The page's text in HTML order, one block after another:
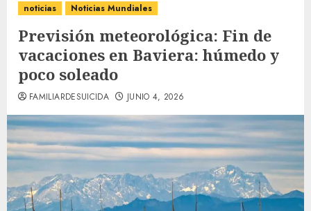
noticias Noticias Mundiales
Previsión meteorológica: Fin de
vacaciones en Baviera: húmedo y
poco soleado
FAMILIARDESUICIDA JUNIO 4, 2026